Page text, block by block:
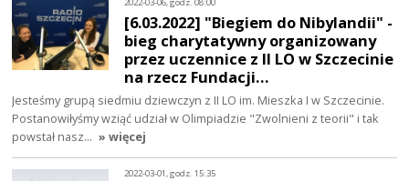
2022-03-06, godz. 08:00
[6.03.2022] "Biegiem do Nibylandii" -
bieg charytatywny organizowany
przez uczennice z II LO w Szczecinie
na rzecz Fundacji…
Jesteśmy grupą siedmiu dziewczyn z II LO im. Mieszka I w Szczecinie.
Postanowiłyśmy wziąć udział w Olimpiadzie "Zwolnieni z teorii" i tak
powstał nasz… » więcej
2022-03-01, godz. 15:35